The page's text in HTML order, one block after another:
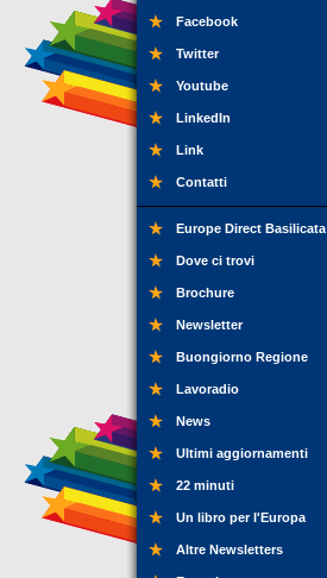
Facebook
Twitter
Youtube
LinkedIn
Link
Contatti
Europe Direct Basilicata
Dove ci trovi
Brochure
Newsletter
Buongiorno Regione
Lavoradio
News
Ultimi aggiornamenti
22 minuti
Un libro per l'Europa
Altre Newsletters